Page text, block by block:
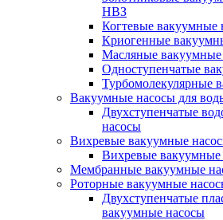
НВЗ
Когтевые вакуумные
Криогенные
Масляные вакуумные
Одноступенчатые
Турбомолекулярные
Вакуумные насосы для
Двухступенчатые
насосы
Вихревые вакуумные
Вихревые вакуумные
Мембранные вакуумные
Роторные вакуумные
Двухступенчатые
вакуумные насосы